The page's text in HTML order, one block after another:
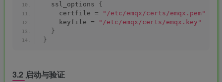
widgets-
  ssl_options
{
    certfile =
"/etc/emqx/certs/emqx.pem"
    keyfile =
"/etc/emqx/certs/emqx.key"
}
}
3.2 启动与验证